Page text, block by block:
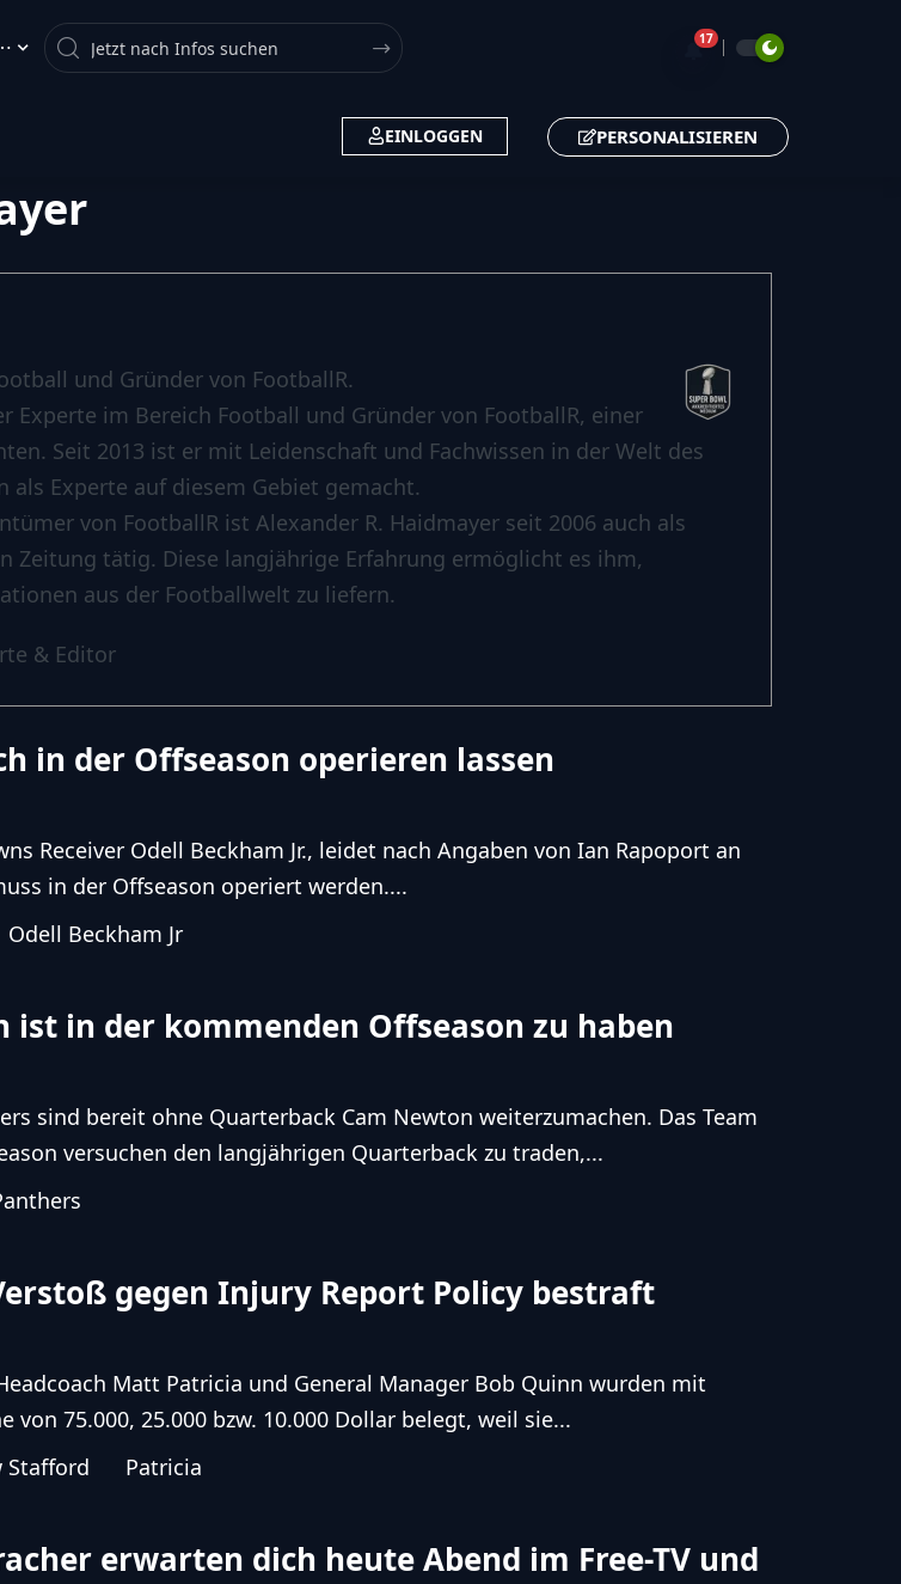
Search 🔔17
EINLOGGEN PERSONALISIEREN
und Gründer von FootballR.
Experte im Bereich Football und Gründer von FootballR, einer
Seit 2013 ist er mit Leidenschaft und Fachwissen in der Welt des
Experte auf diesem Gebiet gemacht.
von FootballR ist Alexander R. Haidmayer seit 2006 auch als
Zeitung tätig. Diese langjährige Erfahrung ermöglicht es ihm,
aus der Footballwelt zu liefern.
& Editor
in der Offseason operieren lassen
Receiver Odell Beckham Jr., leidet nach Angaben von Ian Rapoport an
in der Offseason operiert werden....
Odell Beckham Jr
ist in der kommenden Offseason zu haben
sind bereit ohne Quarterback Cam Newton weiterzumachen. Das Team
versuchen den langjährigen Quarterback zu traden,...
gegen Injury Report Policy bestraft
Matt Patricia und General Manager Bob Quinn wurden mit
von 75.000, 25.000 bzw. 10.000 Dollar belegt, weil sie...
Stafford Patricia
erwarten dich heute Abend im Free-TV und